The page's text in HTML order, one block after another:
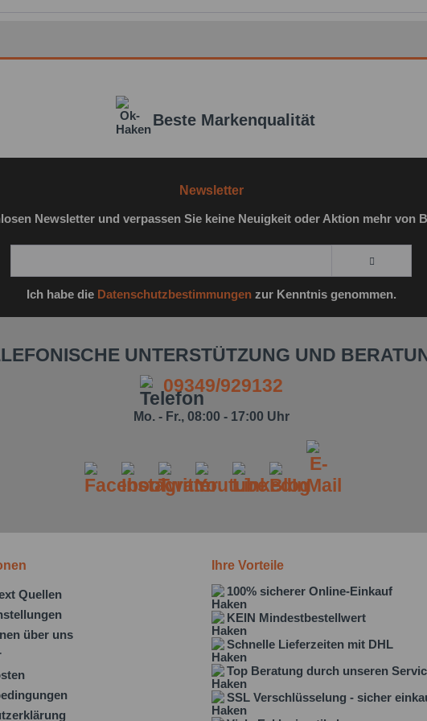
Beste Markenqualität
Newsletter
Newsletter und verpassen Sie keine Neuigkeit oder Aktion mehr von
Ich habe die Datenschutzbestimmungen zur Kenntnis genommen.
UNTERSTÜTZUNG UND
09349/929132
Mo. - Fr., 08:00 - 17:00 Uhr
Quellen
über uns
Ihre Vorteile
100% sicherer Online-Einkauf
KEIN Mindestbestellwert
Schnelle Lieferzeiten mit DHL
Top Beratung durch unseren
SSL Verschlüsselung - sicher